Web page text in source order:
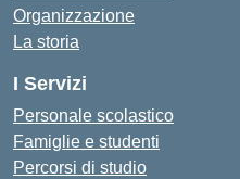
Organizzazione
La storia
I Servizi
Personale scolastico
Famiglie e studenti
Percorsi di studio